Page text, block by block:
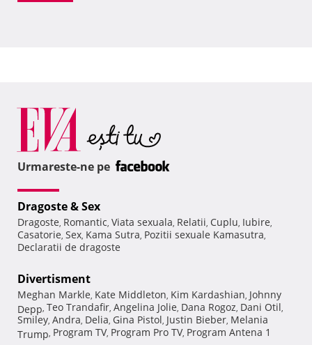
Urmareste-ne pe
Dragoste & Sex
Dragoste, Romantic, Viata sexuala, Relatii, Cuplu, Iubire,
Casatorie, Sex, Kama Sutra, Pozitii sexuale Kamasutra,
Declaratii de dragoste
Divertisment
Meghan Markle, Kate Middleton, Kim Kardashian, Johnny
Depp, Teo Trandafir, Angelina Jolie, Dana Rogoz, Dani Otil,
Smiley, Andra, Delia, Gina Pistol, Justin Bieber, Melania
Trump, Program TV, Program Pro TV, Program Antena 1